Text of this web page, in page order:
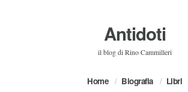
Antidoti
il blog di Rino Cammilleri
Home Biografia Libri